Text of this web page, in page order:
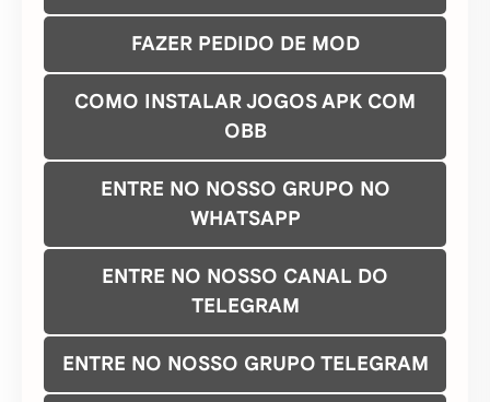
FAZER PEDIDO DE MOD
COMO INSTALAR JOGOS APK COM
OBB
ENTRE NO NOSSO GRUPO NO
WHATSAPP
ENTRE NO NOSSO CANAL DO
TELEGRAM
ENTRE NO NOSSO GRUPO TELEGRAM